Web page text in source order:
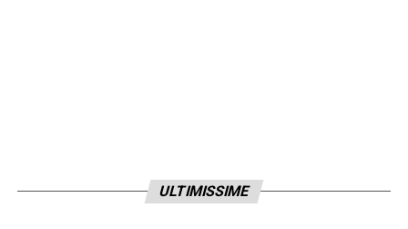
ULTIMISSIME